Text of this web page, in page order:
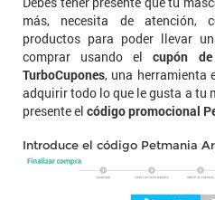
más, necesita de atención,
productos para poder llevar
comprar usando elcupón
TurboCupones, una herramienta
adquirir todo lo que le gusta a tu
presente el código promocional
Introduce el código Petmania